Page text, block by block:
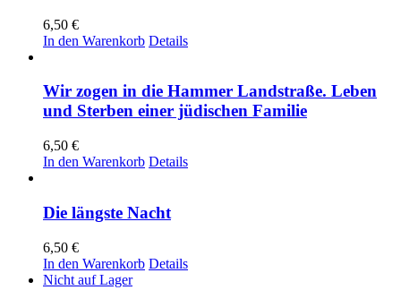
6,50 €
In den Warenkorb Details
Wir zogen in die Hammer Landstraße. Leben
und Sterben einer jüdischen Familie
6,50 €
In den Warenkorb Details
Die längste Nacht
6,50 €
In den Warenkorb Details
Nicht auf Lager